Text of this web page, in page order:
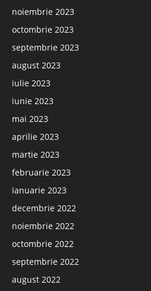
noiembrie 2023
octombrie 2023
septembrie 2023
august 2023
iulie 2023
iunie 2023
mai 2023
aprilie 2023
martie 2023
februarie 2023
ianuarie 2023
decembrie 2022
noiembrie 2022
octombrie 2022
septembrie 2022
august 2022